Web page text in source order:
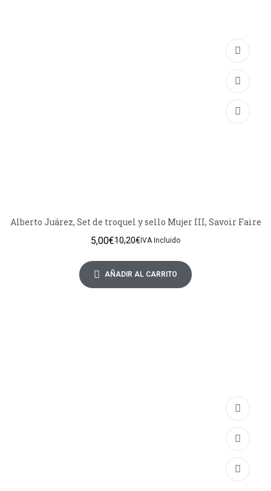
Alberto Juárez, Set de troquel y sello Mujer III, Savoir Faire
10,20€
5,00€ IVA Incluido
AÑADIR AL CARRITO